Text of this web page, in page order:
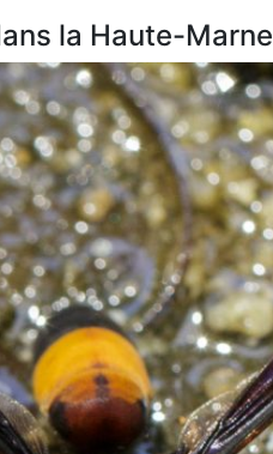
la Haute-Marne